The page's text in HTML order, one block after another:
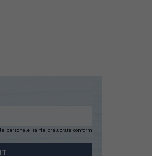
personale sa fie prelucrate conform